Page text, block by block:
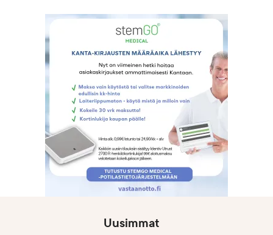
Uusimmat